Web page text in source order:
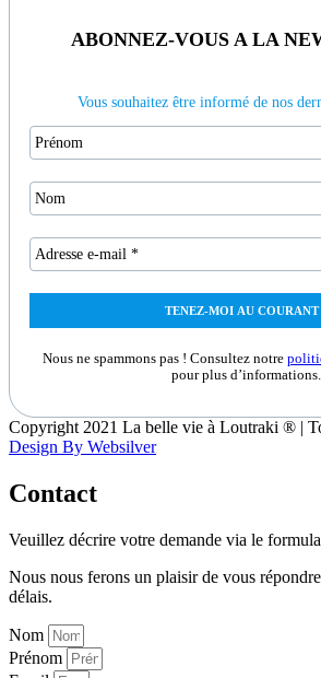
ABONNEZ-VOUS A LA
Vous souhaitez être informé de nos
Nous ne spammons pas ! Consultez notre
pour plus d’informations.
Copyright 2021 La belle vie à Loutraki ® |
Design By Websilver
Contact
Veuillez décrire votre demande via le
Nous nous ferons un plaisir de vous
délais.
Nom
Prénom